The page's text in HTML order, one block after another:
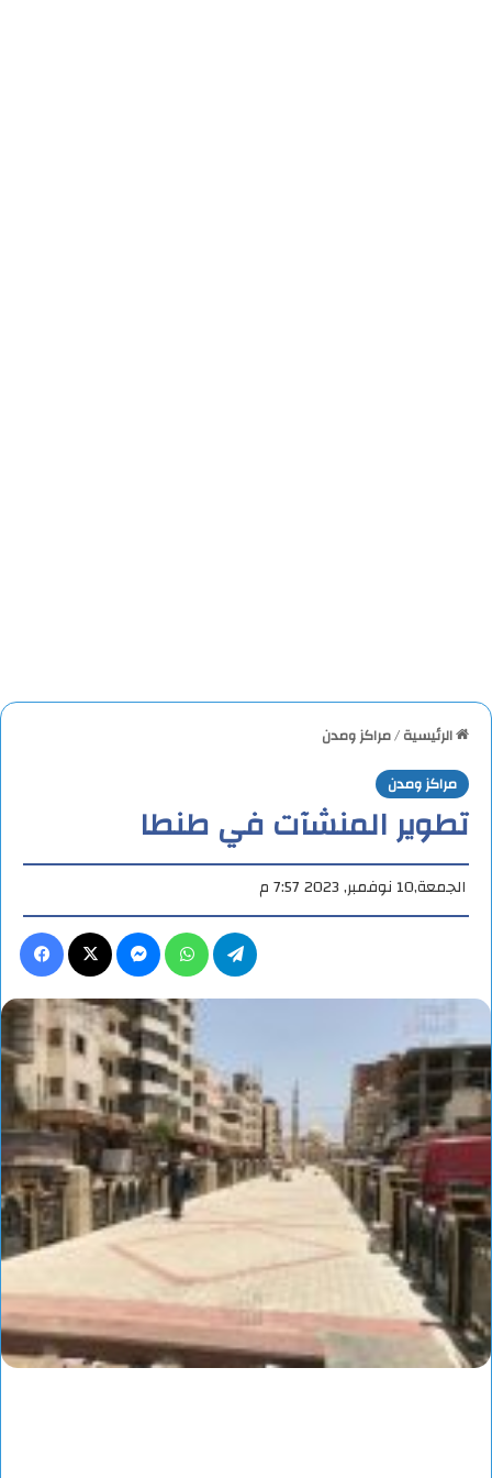
الرئيسية/مراكز ومدن
مراكز ومدن
تطوير المنشآت في طنطا
الجمعة,10 نوفمبر, 2023 7:57 م
ماسنجر واتساب تيلقرام